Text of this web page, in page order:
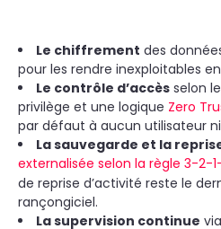
Le chiffrement des
pour les rendre inexploitables
Le contrôle d’accès selon
privilège et une logique Zero
par défaut à aucun utilisateur
La sauvegarde et la
externalisée selon la règle 3-2-
de reprise d’activité reste le
rançongiciel.
La supervision continue